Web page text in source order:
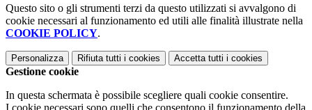
Questo sito o gli strumenti terzi da questo utilizzati si avvalgono di
cookie necessari al funzionamento ed utili alle finalità illustrate nella
COOKIE POLICY.
Personalizza Rifiuta tutti i cookies Accetta tutti i cookies
Gestione cookie
In questa schermata è possibile scegliere quali cookie consentire.